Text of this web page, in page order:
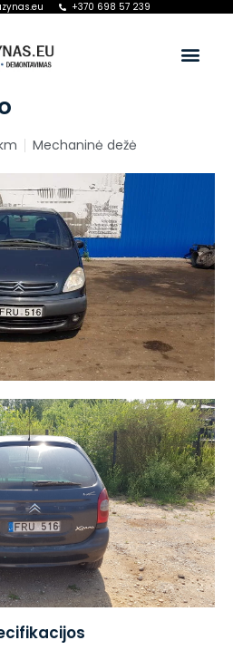
+370 698 57 239
Mechaninė dežė